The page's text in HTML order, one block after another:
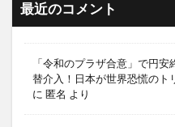
最近のコメント
「令和のプラザ合意」で円
替介入！日本が世界恐慌のト
に 匿名 より